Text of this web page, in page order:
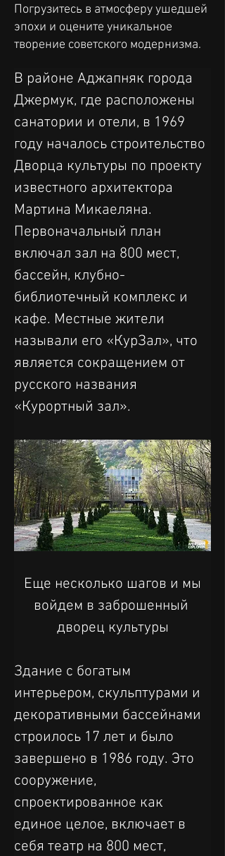
Погрузитесь в атмосферу ушедшей
эпохи и оцените уникальное
творение советского модернизма.
В районе Аджапняк города
Джермук, где расположены
санатории и отели, в 1969
году началось строительство
Дворца культуры по проекту
известного архитектора
Мартина Микаеляна.
Первоначальный план
включал зал на 800 мест,
бассейн, клубно-
библиотечный комплекс и
кафе. Местные жители
называли его «КурЗал», что
является сокращением от
русского названия
«Курортный зал».
Еще несколько шагов и мы
войдем в заброшенный
дворец культуры
Здание с богатым
интерьером, скульптурами и
декоративными бассейнами
строилось 17 лет и было
завершено в 1986 году. Это
сооружение,
спроектированное как
единое целое, включает в
себя театр на 800 мест,